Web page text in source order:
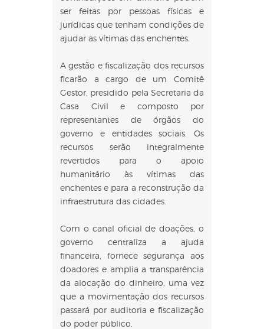
ser feitas por pessoas físicas e
jurídicas que tenham condições de
ajudar as vítimas das enchentes.
A gestão e fiscalização dos recursos
ficarão a cargo de um Comitê
Gestor, presidido pela Secretaria da
Casa Civil e composto por
representantes de órgãos do
governo e entidades sociais. Os
recursos serão integralmente
revertidos para o apoio
humanitário às vítimas das
enchentes e para a reconstrução da
infraestrutura das cidades.
Com o canal oficial de doações, o
governo centraliza a ajuda
financeira, fornece segurança aos
doadores e amplia a transparência
da alocação do dinheiro, uma vez
que a movimentação dos recursos
passará por auditoria e fiscalização
do poder público.